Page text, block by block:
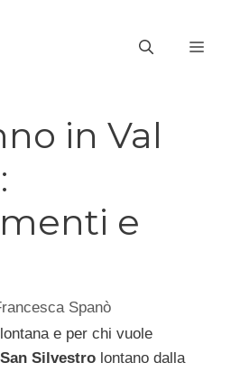
in Val
e
Spanò
e per chi vuole
Silvestro lontano dalla